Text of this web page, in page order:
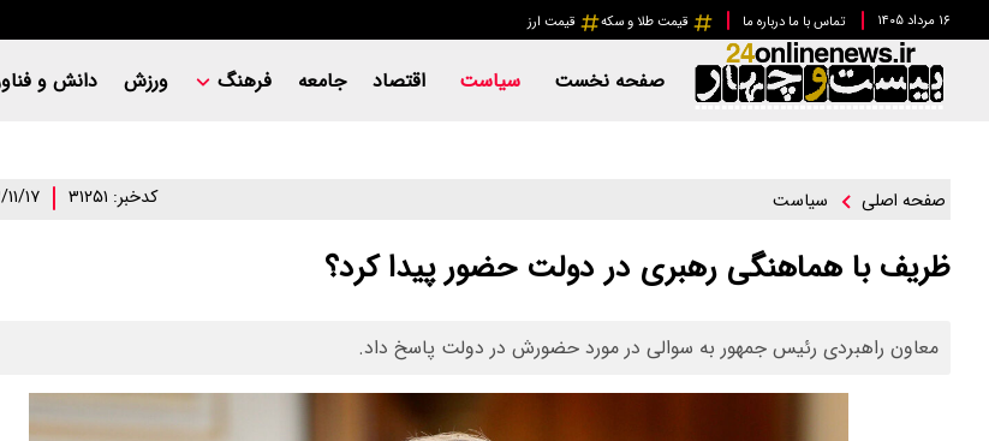
۱۶ مرداد ۱۴۰۵ تماس با ما درباره ما قیمت طلا و سکه قیمت ارز
صفحه نخست سیاست اقتصاد جامعه فرهنگ ورزش دانش و
صفحه اصلی سیاست کدخبر: ۳۱۲۵۱ ۱۴۰۳/
ظریف با هماهنگی رهبری در دولت حضور پیدا کرد؟
معاون راهبردی رئیس جمهور به سوالی در مورد حضورش در دولت پاسخ داد.